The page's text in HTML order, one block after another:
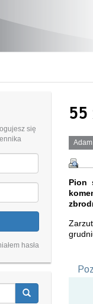
się
hasła
Adam
Pion